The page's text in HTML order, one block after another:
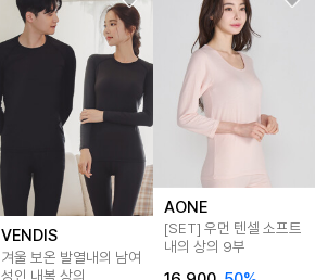
VENDIS
겨울 보온 발열내의 남여
성인 내복 상의
AONE
[SET] 우먼 텐셀 소프트
내의 상의 9부